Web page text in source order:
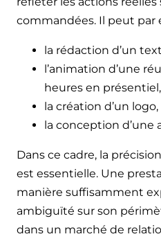
commandées. Il peut par
la rédaction d’un
l’animation d’une
heures en présentiel,
la création d’un logo,
la conception d’une
Dans ce cadre, la
est essentielle. Une
manière suffisamment
ambiguïté sur son
dans un marché de